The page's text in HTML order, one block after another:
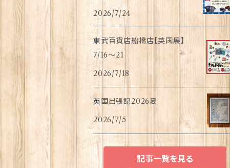
2026/7/24
東武百貨店船橋店【英国展】
7/16～21
2026/7/18
英国出張記2026夏
2026/7/5
記事一覧を見る